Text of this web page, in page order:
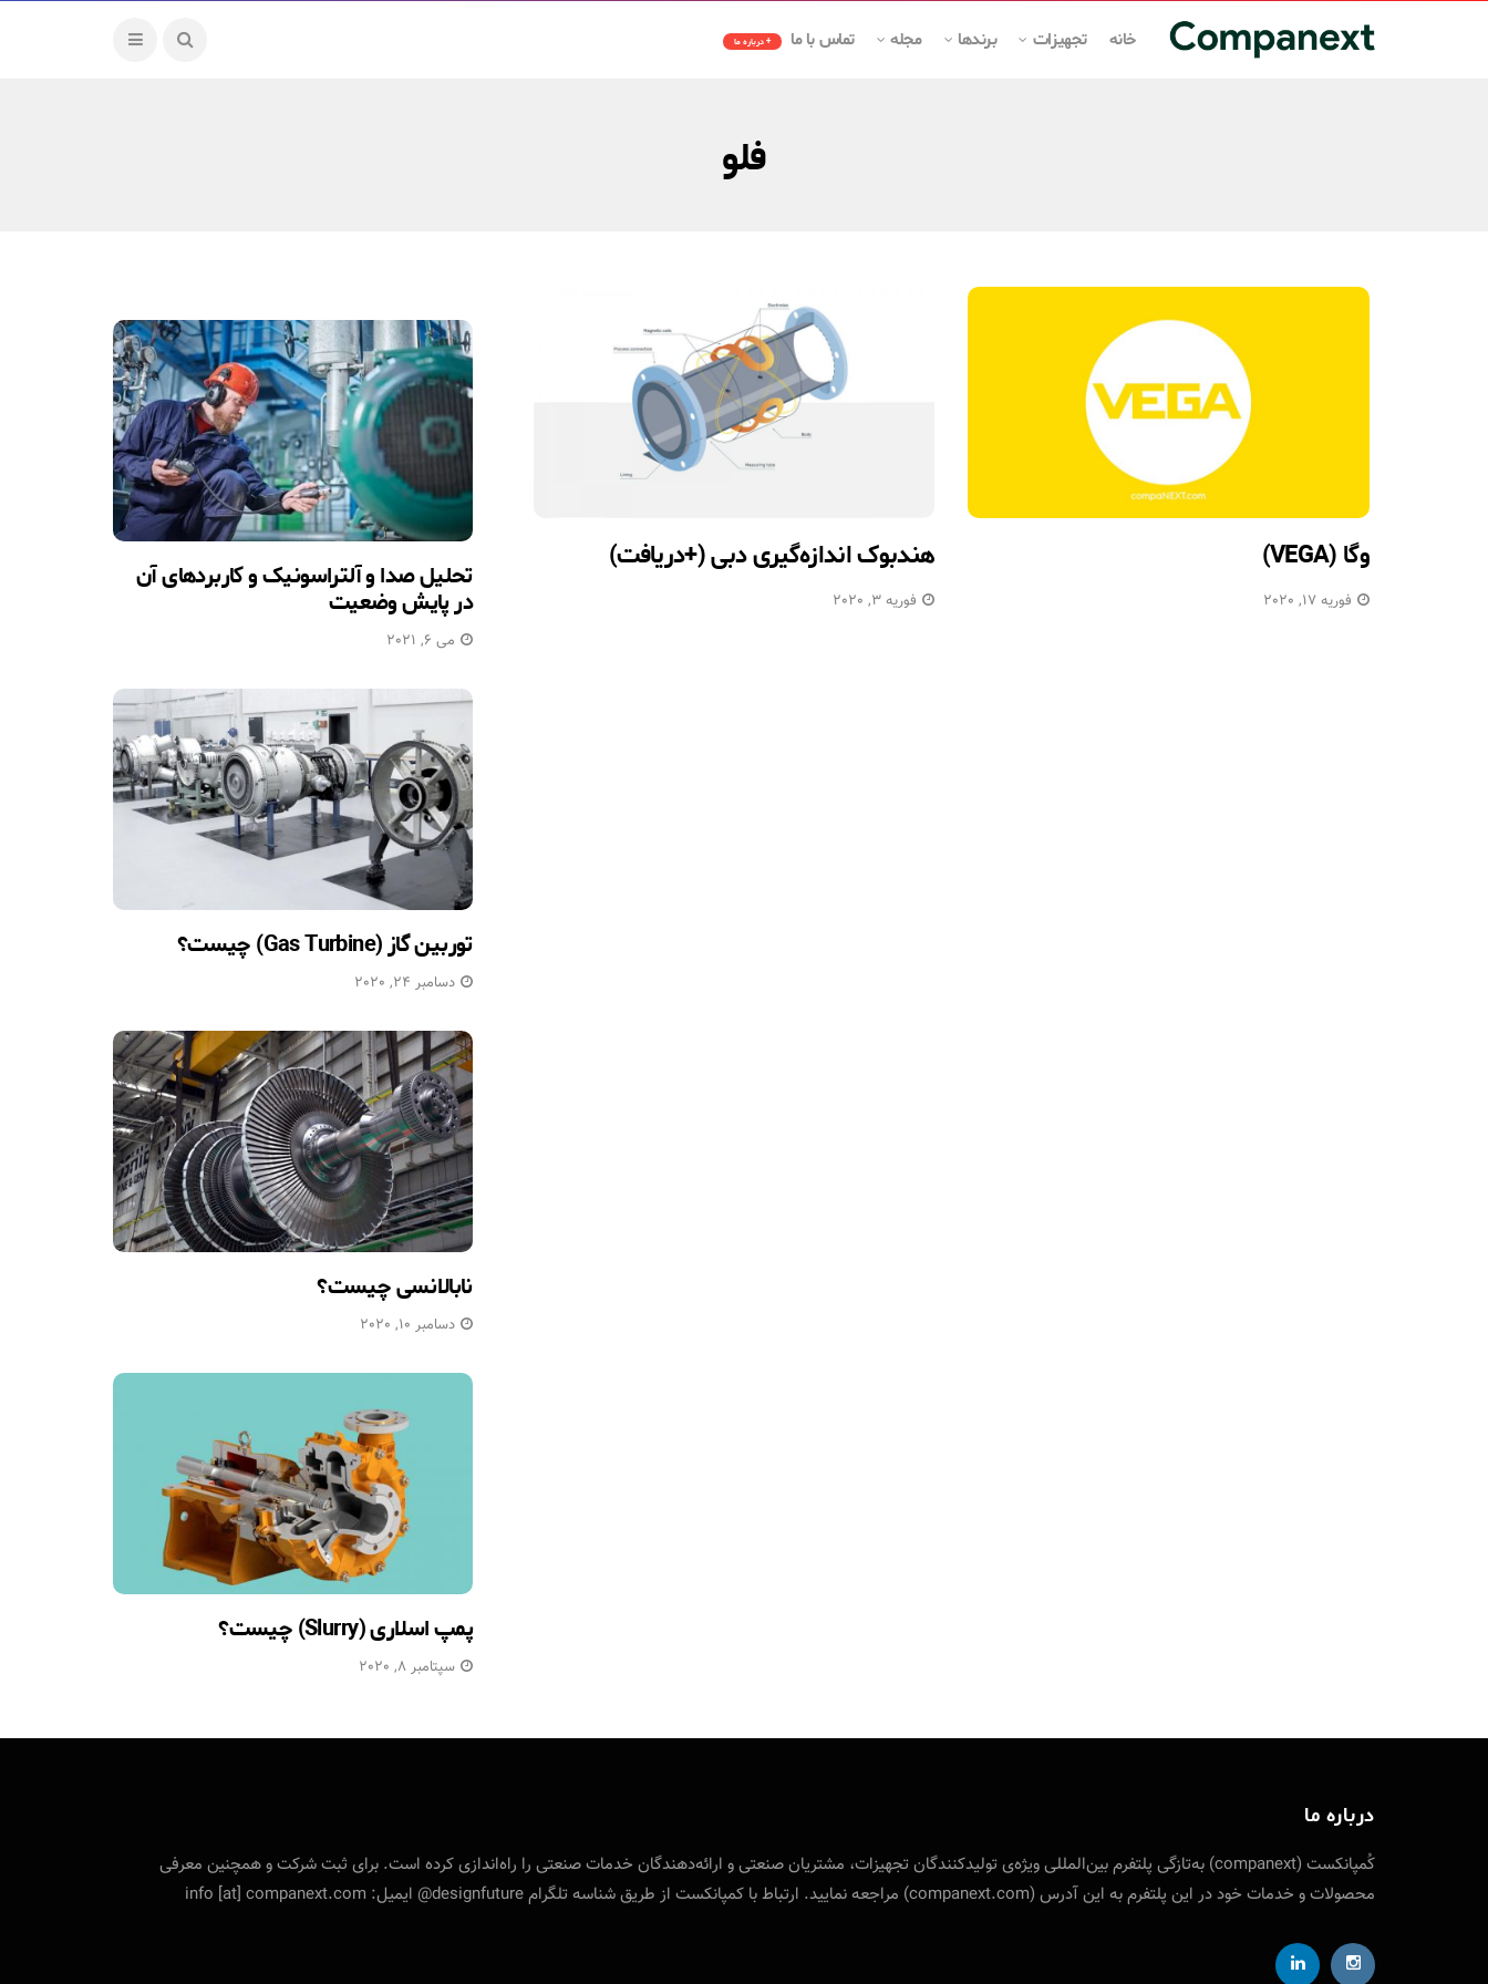
خانه تجهیزات برندها مجله تماس با ما + درباره ما
فلو
وگا (VEGA)
فوریه 17, 2020
هندبوک اندازه‌گیری دبی (+دریافت)
فوریه 3, 2020
تحلیل صدا و آلتراسونیک و کاربردهای آن
در پایش وضعیت
می 6, 2021
توربین گاز (Gas Turbine) چیست؟
دسامبر 24, 2020
نابالانسی چیست؟
دسامبر 10, 2020
پمپ اسلاری (Slurry) چیست؟
سپتامبر 8, 2020
درباره ما
کُمپانکست (companext) به‌تازگی پلتفرم بین‌المللی ویژه‌ی تولید‌کنندگان تجهیزات، مشتریان صنعتی و ارائه‌دهندگان خدمات صنعتی را راه‌اندازی کرده است. برای ثبت شرکت و همچنین معرفی
محصولات و خدمات خود در این پلتفرم به این آدرس (companext.com) مراجعه نمایید. ارتباط با کمپانکست از طریق شناسه تلگرام designfuture@ ایمیل: info [at] companext.com